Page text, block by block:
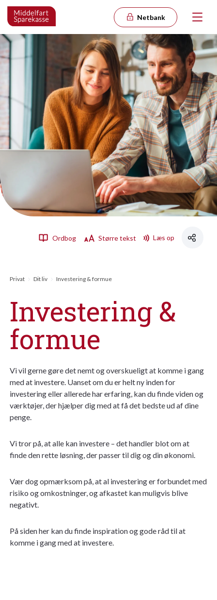
Netbank
Ordbog Større tekst Læs op
Privat Dit liv Investering & formue
Investering &
formue
Vi vil gerne gøre det nemt og overskueligt at komme i gang
med at investere. Uanset om du er helt ny inden for
investering eller allerede har erfaring, kan du finde viden og
værktøjer, der hjælper dig med at få det bedste ud af dine
penge.
Vi tror på, at alle kan investere – det handler blot om at
finde den rette løsning, der passer til dig og din økonomi.
Vær dog opmærksom på, at al investering er forbundet med
risiko og omkostninger, og afkastet kan muligvis blive
negativt.
På siden her kan du finde inspiration og gode råd til at
komme i gang med at investere.